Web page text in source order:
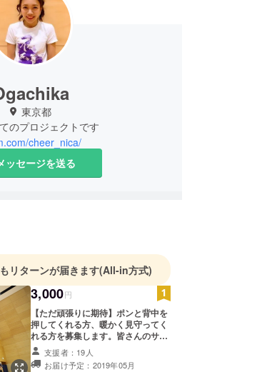
東京都
のプロジェクトです
cheer_nica/
ッセージを送る
リターンが届きます(All-in方式)
3,000円
【ただ頑張りに期待】ポンと背中を
押してくれる方、暖かく見守ってく
れる方を募集します。皆さんのサ
ポートが力になります。私からお礼
のメールをお送りします。
支援者：19人
お届け予定：2019年05月